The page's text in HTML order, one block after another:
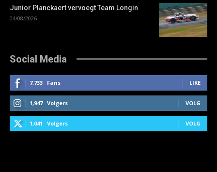
Junior Planckaert vervoegt Team Longin
04/08/2026
Social Media
7,733 Fans LIKE
1,947 Volgers VOLG
1,041 Volgers VOLG